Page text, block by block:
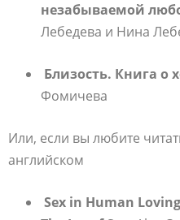
незабываемой
Лебедева и Нина
Близость. Книга о
Фомичева
Или, если вы любите
английском
Sex in Human